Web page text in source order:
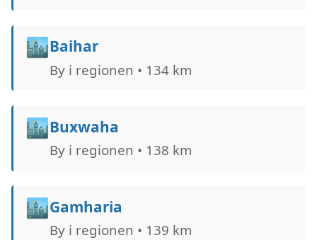
🏙️Baihar
By i regionen • 134 km
🏙️Buxwaha
By i regionen • 138 km
🏙️Gamharia
By i regionen • 139 km